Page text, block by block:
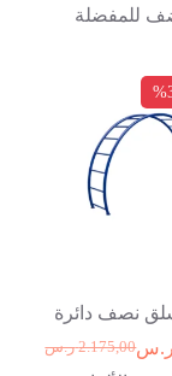
للمفضلة
نصف دائرة
2.175,00 ر.س
ر.س